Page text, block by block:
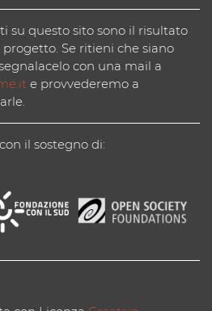
su questo sito sono il risultato
Se ritieni che siano
con una mail a
e provvederemo a
il sostegno di: